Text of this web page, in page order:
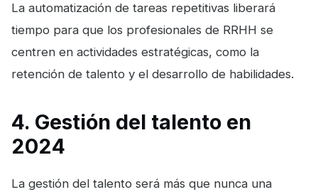
La automatización de tareas repetitivas liberará
tiempo para que los profesionales de RRHH se
centren en actividades estratégicas, como la
retención de talento y el desarrollo de habilidades.
4. Gestión del talento en
2024
La gestión del talento será más que nunca una